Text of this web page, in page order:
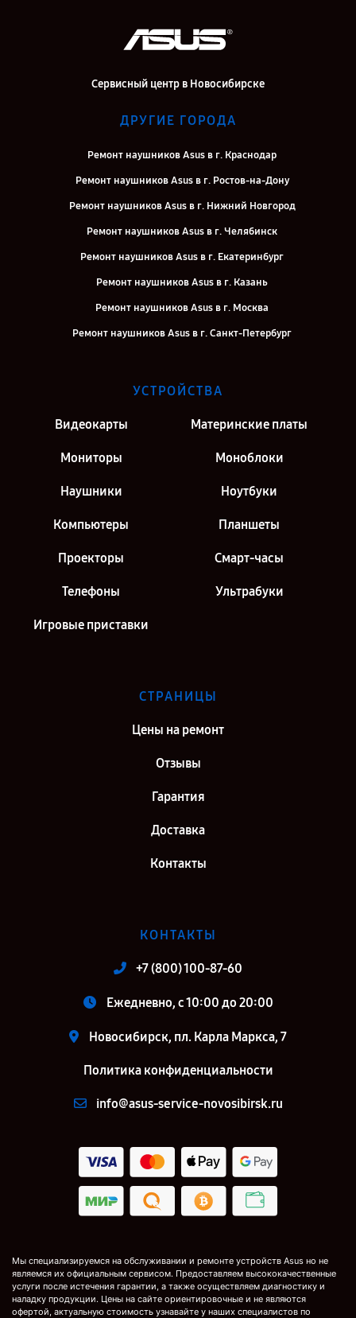
Сервисный центр в Новосибирске
ДРУГИЕ ГОРОДА
Ремонт наушников Asus в г. Краснодар
Ремонт наушников Asus в г. Ростов-на-Дону
Ремонт наушников Asus в г. Нижний Новгород
Ремонт наушников Asus в г. Челябинск
Ремонт наушников Asus в г. Екатеринбург
Ремонт наушников Asus в г. Казань
Ремонт наушников Asus в г. Москва
Ремонт наушников Asus в г. Санкт-Петербург
УСТРОЙСТВА
Видеокарты Материнские платы
Мониторы Моноблоки
Наушники Ноутбуки
Компьютеры Планшеты
Проекторы Смарт-часы
Телефоны Ультрабуки
Игровые приставки
СТРАНИЦЫ
Цены на ремонт
Отзывы
Гарантия
Доставка
Контакты
КОНТАКТЫ
+7 (800) 100-87-60
Ежедневно, с 10:00 до 20:00
Новосибирск, пл. Карла Маркса, 7
Политика конфиденциальности
info@asus-service-novosibirsk.ru
Мы специализируемся на обслуживании и ремонте устройств Asus но не
являемся их официальным сервисом. Предоставляем высококачественные
услуги после истечения гарантии, а также осуществляем диагностику и
наладку продукции. Цены на сайте ориентировочные и не являются
офертой, актуальную стоимость узнавайте у наших специалистов по